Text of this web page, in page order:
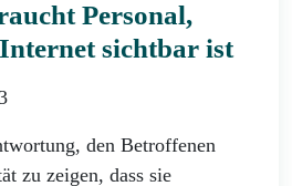
Personal,
sichtbar ist
den Betroffenen
zu zeigen, dass sie